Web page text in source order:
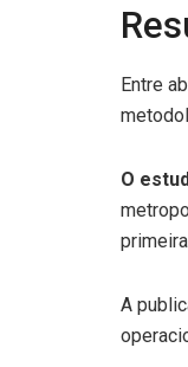
Entre
O
A